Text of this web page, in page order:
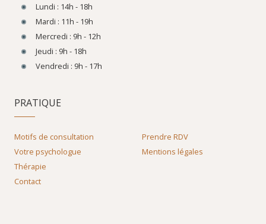
Lundi : 14h - 18h
Mardi : 11h - 19h
Mercredi : 9h - 12h
Jeudi : 9h - 18h
Vendredi : 9h - 17h
PRATIQUE
Motifs de consultation
Votre psychologue
Thérapie
Contact
Prendre RDV
Mentions légales